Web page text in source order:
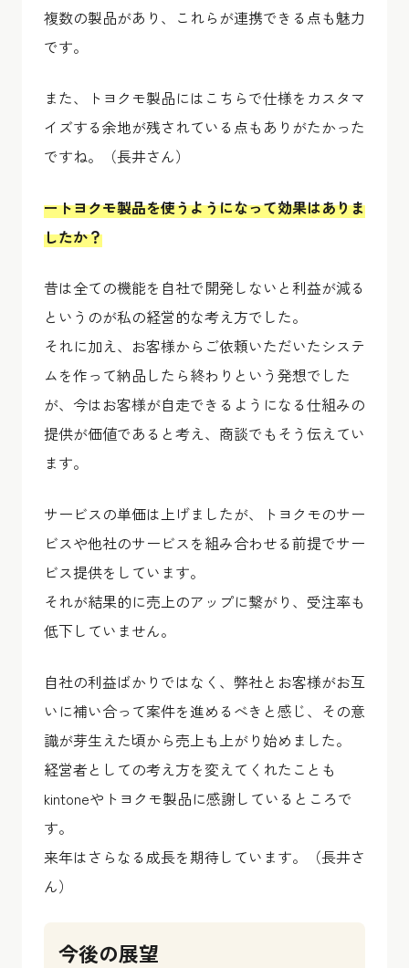
複数の製品があり、これらが連携できる点も魅力
です。
また、トヨクモ製品にはこちらで仕様をカスタマ
イズする余地が残されている点もありがたかった
ですね。（長井さん）
ートヨクモ製品を使うようになって効果はありま
したか？
昔は全ての機能を自社で開発しないと利益が減る
というのが私の経営的な考え方でした。
それに加え、お客様からご依頼いただいたシステ
ムを作って納品したら終わりという発想でした
が、今はお客様が自走できるようになる仕組みの
提供が価値であると考え、商談でもそう伝えてい
ます。
サービスの単価は上げましたが、トヨクモのサー
ビスや他社のサービスを組み合わせる前提でサー
ビス提供をしています。
それが結果的に売上のアップに繋がり、受注率も
低下していません。
自社の利益ばかりではなく、弊社とお客様がお互
いに補い合って案件を進めるべきと感じ、その意
識が芽生えた頃から売上も上がり始めました。
経営者としての考え方を変えてくれたことも
kintoneやトヨクモ製品に感謝しているところで
す。
来年はさらなる成長を期待しています。（長井さ
ん）
今後の展望